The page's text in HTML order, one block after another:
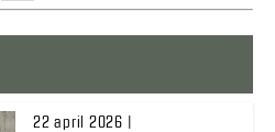
22 april 2026 |